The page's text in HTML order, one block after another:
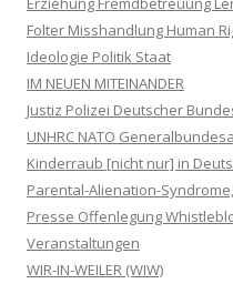
Folter Misshandlung Human
Ideologie Politik Staat
IM NEUEN MITEINANDER
Justiz Polizei Deutscher
UNHRC NATO
Kinderraub [nicht nur] in
Parental-Alienation-
Presse Offenlegung
Veranstaltungen
WIR-IN-WEILER (WIW)